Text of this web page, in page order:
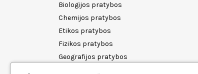
Biologijos pratybos
Chemijos pratybos
Etikos pratybos
Fizikos pratybos
Geografijos pratybos